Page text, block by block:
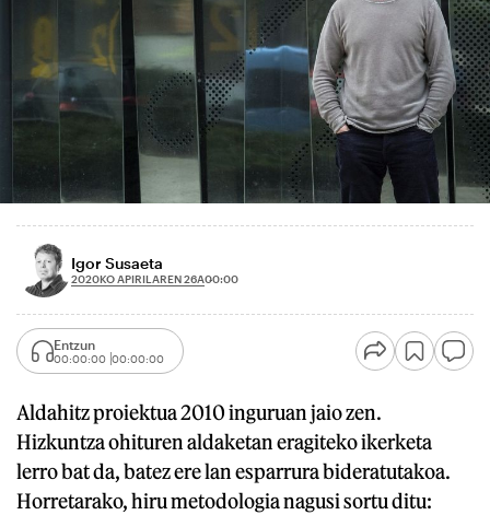
Igor Susaeta
2020KO APIRILAREN 26A00:00
Entzun
00:00:00 00:00:00
Aldahitz proiektua 2010 inguruan jaio zen.
Hizkuntza ohituren aldaketan eragiteko ikerketa
lerro bat da, batez ere lan esparrura bideratutakoa.
Horretarako, hiru metodologia nagusi sortu ditu: